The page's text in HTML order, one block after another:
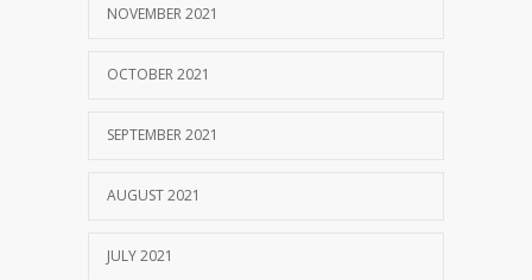
NOVEMBER 2021
OCTOBER 2021
SEPTEMBER 2021
AUGUST 2021
JULY 2021